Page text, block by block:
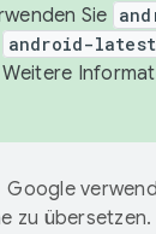
Sie
android-
Google
zu